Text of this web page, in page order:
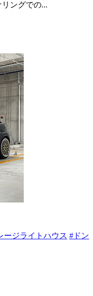
ングでの...
ージライトハウス #ドン